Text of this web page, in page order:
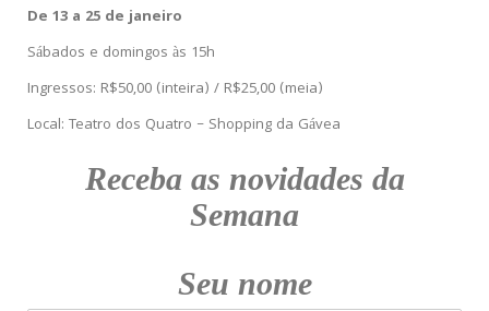
De 13 a 25 de janeiro
Sábados e domingos às 15h
Ingressos: R$50,00 (inteira) / R$25,00 (meia)
Local: Teatro dos Quatro – Shopping da Gávea
Receba as novidades da
Semana
Seu nome